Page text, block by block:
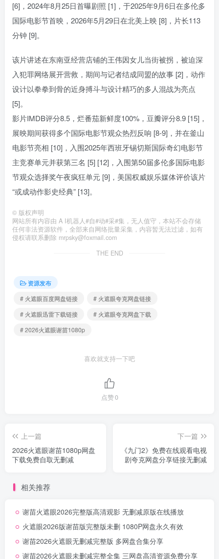
[6]，2024年8月25日首曝剧照 [1]，于2025年9月6日在多伦多
国际电影节首映，2026年5月29日在北美上映 [8]，片长113
分钟 [9]。
该片讲述在东南亚经营店铺的王伟因女儿当街被拐，被迫深
入犯罪网络展开营救，期间与记者结成同盟的故事 [2]，动作
设计以拳拳到骨的近身搏斗与设计精巧的多人混战为亮点
[5]。
影片IMDB评分8.5，烂番茄新鲜度100%，豆瓣评分8.9 [15]，
展映期间获得多个国际电影节观众热烈反响 [8-9]，并在釜山
电影节亮相 [10]，入围2025年西班牙锡切斯国际奇幻电影节
主竞赛单元并获第三名 [5] [12]，入围第50届多伦多国际电影
节观众选择奖午夜疯狂单元 [9]，美国权威娱乐媒体评价该片
“或成动作影史经典” [13]。
© 版权声明
网站所有内容由 A I机器人#自#动#采#集，无人值守，本站不会存储
任何非法资源软件，全部来自网络批量采集，内容暂无法过滤，如有
侵权请联系删除 mrpsky@foxmail.com
THE END
资源发布
# 火遮眼百度网盘链接
# 火遮眼夸克网盘链接
# 火遮眼迅雷下载链接
# 火遮眼夸克网盘下载
# 2026火遮眼谢苗1080p
喜欢就支持一下吧
点赞0
上一篇
2026火遮眼谢苗1080p网盘
下载免费自取无删减
下一篇
《九门2》免费在线观看电视
剧夸克网盘分享链接无删减
相关推荐
谢苗火遮眼2026完整版高清观影 无删减原版在线播放
火遮眼2026版谢苗版完整版未删 1080P网盘永久有效
谢苗2026火遮眼无删减完整版 多网盘合集分享
谢苗2026火遮眼未删减完整全集 三网盘高清资源免费分享